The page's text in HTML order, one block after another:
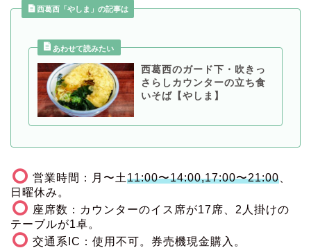
西葛西「やしま」の記事は
西葛西のガード下・吹きっ
さらしカウンターの立ち食
いそば【やしま】
営業時間：月〜土11:00〜14:00,17:00〜21:00
日曜休み。
座席数：カウンターのイス席が17席、2人掛けの
テーブルが1卓。
交通系IC：使用不可。券売機現金購入。